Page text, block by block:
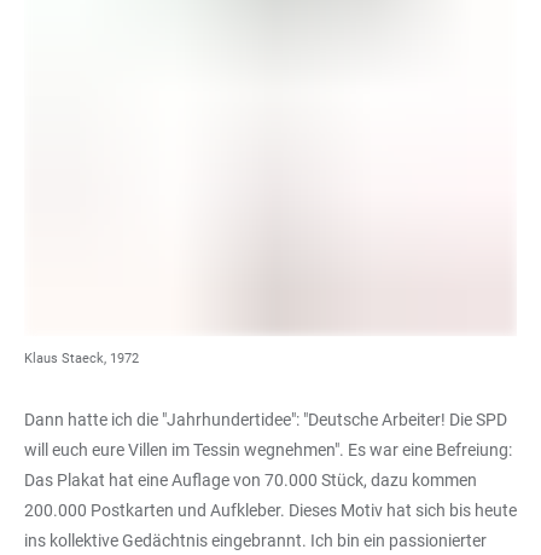
Klaus Staeck, 1972
Dann hatte ich die "Jahrhundertidee": "Deutsche Arbeiter! Die SPD
will euch eure Villen im Tessin wegnehmen". Es war eine Befreiung:
Das Plakat hat eine Auflage von 70.000 Stück, dazu kommen
200.000 Postkarten und Aufkleber. Dieses Motiv hat sich bis heute
ins kollektive Gedächtnis eingebrannt. Ich bin ein passionierter